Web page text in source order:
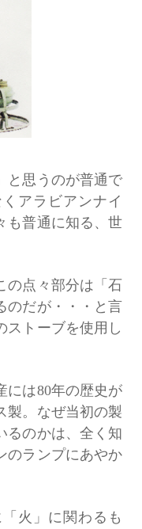
と思うのが普通で
アラビアンナイ
も普通に知る、世
点々部分は「石
のだが・・・と言
ストーブを使用し
は80年の歴史が
製。なぜ当初の製
るのかは、全く知
のランプにあやか
火」に関わるも